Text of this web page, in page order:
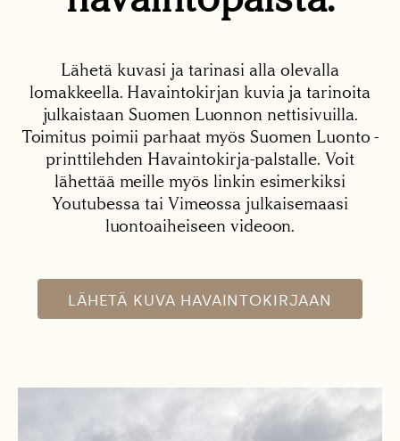
Lähetä kuvasi ja tarinasi alla olevalla
lomakkeella. Havaintokirjan kuvia ja tarinoita
julkaistaan Suomen Luonnon nettisivuilla.
Toimitus poimii parhaat myös Suomen Luonto -
printtilehden Havaintokirja-palstalle. Voit
lähettää meille myös linkin esimerkiksi
Youtubessa tai Vimeossa julkaisemaasi
luontoaiheiseen videoon.
LÄHETÄ KUVA HAVAINTOKIRJAAN